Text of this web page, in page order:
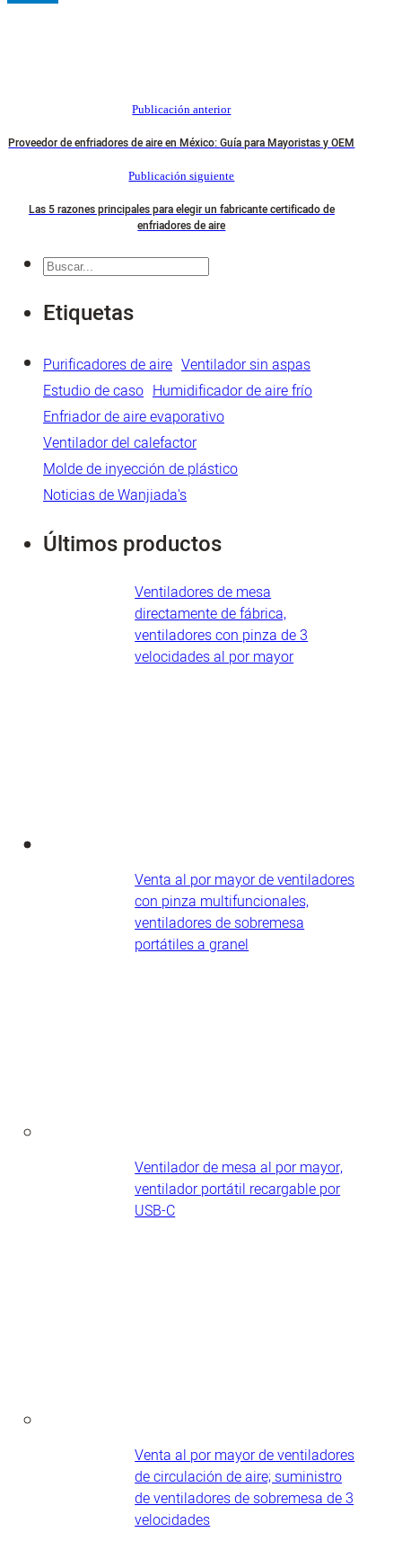
Publicación anterior
Proveedor de enfriadores de aire en México: Guía para Mayoristas y OEM
Publicación siguiente
Las 5 razones principales para elegir un fabricante certificado de
enfriadores de aire
Buscar
Etiquetas
Purificadores de aire Ventilador sin aspas
Estudio de caso Humidificador de aire frío
Enfriador de aire evaporativo
Ventilador del calefactor
Molde de inyección de plástico
Noticias de Wanjiada's
Últimos productos
Ventiladores de mesa
directamente de fábrica,
ventiladores con pinza de 3
velocidades al por mayor
Venta al por mayor de ventiladores
con pinza multifuncionales,
ventiladores de sobremesa
portátiles a granel
Ventilador de mesa al por mayor,
ventilador portátil recargable por
USB-C
Venta al por mayor de ventiladores
de circulación de aire; suministro
de ventiladores de sobremesa de 3
velocidades